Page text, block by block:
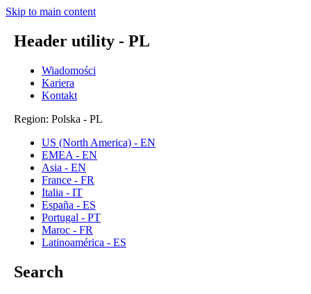
Skip to main content
Header utility - PL
Wiadomości
Kariera
Kontakt
Region: Polska - PL
US (North America) - EN
EMEA - EN
Asia - EN
France - FR
Italia - IT
España - ES
Portugal - PT
Maroc - FR
Latinoamérica - ES
Search